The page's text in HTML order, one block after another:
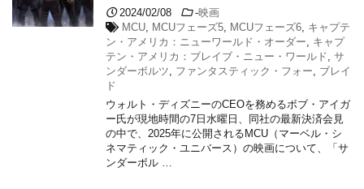
2024/02/08 -映画
MCU
MCUフェーズ5 MCUフェーズ6
キャプテ
ン・アメリカ：ニューワールド・オーダー
キャプ
テン・アメリカ：ブレイブ・ニュー・ワールド
サ
ンダーボルツ
ファンタスティック・フォー
ブレイ
ド
ウォルト・ディズニーのCEOを務めるボブ・アイガ
ー氏が現地時間の7日水曜日、同社の最新決済会見
の中で、2025年に公開されるMCU（マーベル・シ
ネマティック・ユニバース）の映画について、「サ
ンダーボル …